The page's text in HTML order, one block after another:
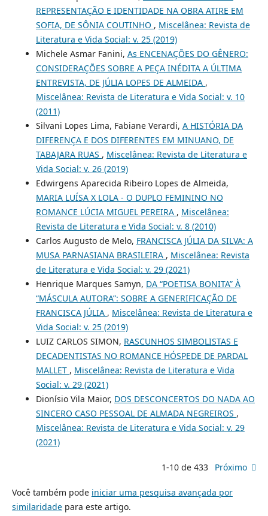
REPRESENTAÇÃO E IDENTIDADE NA OBRA ATIRE EM
SOFIA, DE SÔNIA COUTINHO , Miscelânea: Revista de
Literatura e Vida Social: v. 25 (2019)
Michele Asmar Fanini, As ENCENAÇÕES DO GÊNERO:
CONSIDERAÇÕES SOBRE A PEÇA INÉDITA A ÚLTIMA
ENTREVISTA, DE JÚLIA LOPES DE ALMEIDA ,
Miscelânea: Revista de Literatura e Vida Social: v. 10
(2011)
Silvani Lopes Lima, Fabiane Verardi, A HISTÓRIA DA
DIFERENÇA E DOS DIFERENTES EM MINUANO, DE
TABAJARA RUAS , Miscelânea: Revista de Literatura e
Vida Social: v. 26 (2019)
Edwirgens Aparecida Ribeiro Lopes de Almeida,
MARIA LUÍSA X LOLA - O DUPLO FEMININO NO
ROMANCE LÚCIA MIGUEL PEREIRA , Miscelânea:
Revista de Literatura e Vida Social: v. 8 (2010)
Carlos Augusto de Melo, FRANCISCA JÚLIA DA SILVA: A
MUSA PARNASIANA BRASILEIRA , Miscelânea: Revista
de Literatura e Vida Social: v. 29 (2021)
Henrique Marques Samyn, DA “POETISA BONITA” À
“MÁSCULA AUTORA”: SOBRE A GENERIFICAÇÃO DE
FRANCISCA JÚLIA , Miscelânea: Revista de Literatura e
Vida Social: v. 25 (2019)
LUIZ CARLOS SIMON, RASCUNHOS SIMBOLISTAS E
DECADENTISTAS NO ROMANCE HÓSPEDE DE PARDAL
MALLET , Miscelânea: Revista de Literatura e Vida
Social: v. 29 (2021)
Dionísio Vila Maior, DOS DESCONCERTOS DO NADA AO
SINCERO CASO PESSOAL DE ALMADA NEGREIROS ,
Miscelânea: Revista de Literatura e Vida Social: v. 29
(2021)
1-10 de 433 Próximo
Você também pode iniciar uma pesquisa avançada por
similaridadepara este artigo.